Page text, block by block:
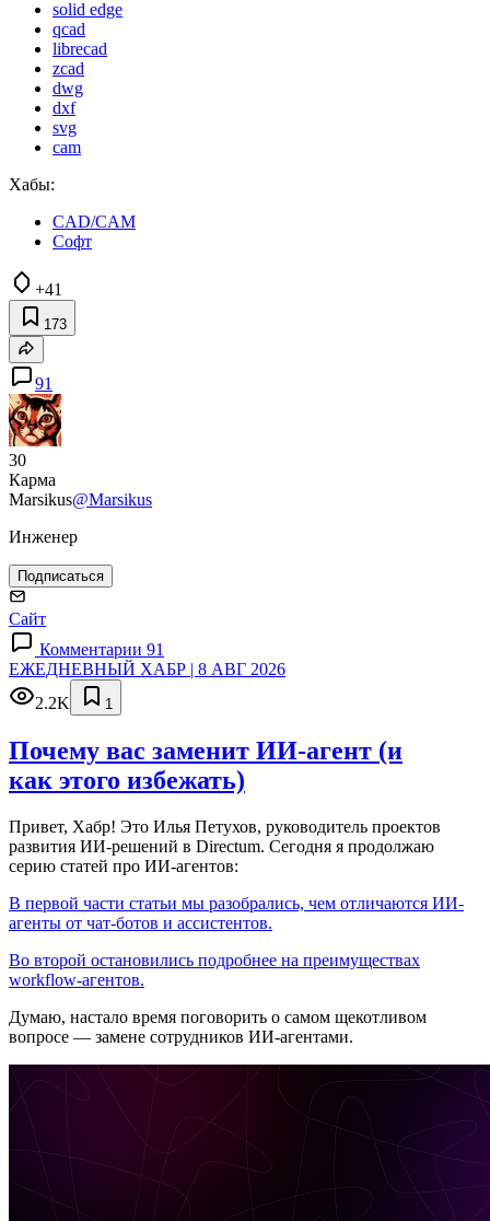
solid edge
qcad
librecad
zcad
dwg
dxf
svg
cam
Хабы:
CAD/CAM
Софт
+41
173
91
30
Карма
Marsikus@Marsikus
Инженер
Подписаться
Сайт
Комментарии 91
ЕЖЕДНЕВНЫЙ ХАБР | 8 АВГ 2026
2.2K
1
Почему вас заменит ИИ‑агент (и
как этого избежать)
Привет, Хабр! Это Илья Петухов, руководитель проектов
развития ИИ-решений в Directum. Сегодня я продолжаю
серию статей про ИИ-агентов:
В первой части статьи мы разобрались, чем отличаются ИИ-
агенты от чат-ботов и ассистентов.
Во второй остановились подробнее на преимуществах
workflow-агентов.
Думаю, настало время поговорить о самом щекотливом
вопросе — замене сотрудников ИИ-агентами.